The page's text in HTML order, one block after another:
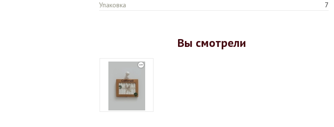
Упаковка
7
Вы смотрели